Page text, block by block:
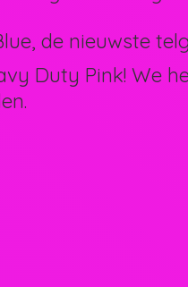
de nieuwste
Duty Pink! We